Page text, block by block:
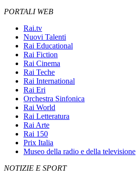
PORTALI WEB
Rai.tv
Nuovi Talenti
Rai Educational
Rai Fiction
Rai Cinema
Rai Teche
Rai International
Rai Eri
Orchestra Sinfonica
Rai World
Rai Letteratura
Rai Arte
Rai 150
Prix Italia
Museo della radio e della televisione
NOTIZIE E SPORT